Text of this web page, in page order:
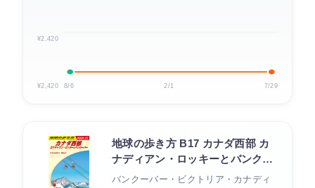
¥2,420
¥2,420 8/6 2/1 7/29
地球の歩き方 B17 カナダ西部 カ
ナディアン・ロッキーとバンクー
バー 2026〜2027
バンクーバー・ビクトリア・カナディ